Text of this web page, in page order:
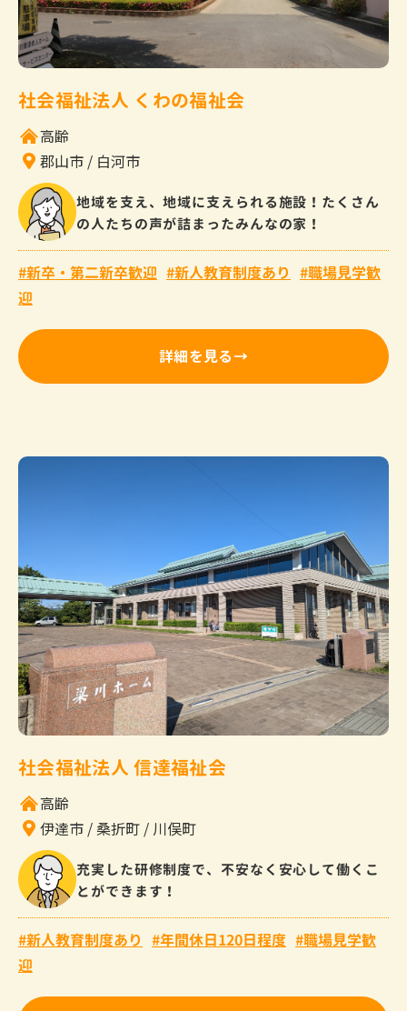
社会福祉法人 くわの福祉会
高齢
郡山市
白河市
地域を支え、地域に支えられる施設！たくさん
の人たちの声が詰まったみんなの家！
新卒・第二新卒歓迎 新人教育制度あり
職場見学歓
迎
詳細を見る
社会福祉法人 信達福祉会
高齢
伊達市
桑折町 川俣町
充実した研修制度で、不安なく安心して働くこ
とができます！
新人教育制度あり 年間休日120日程度
職場見学歓
迎